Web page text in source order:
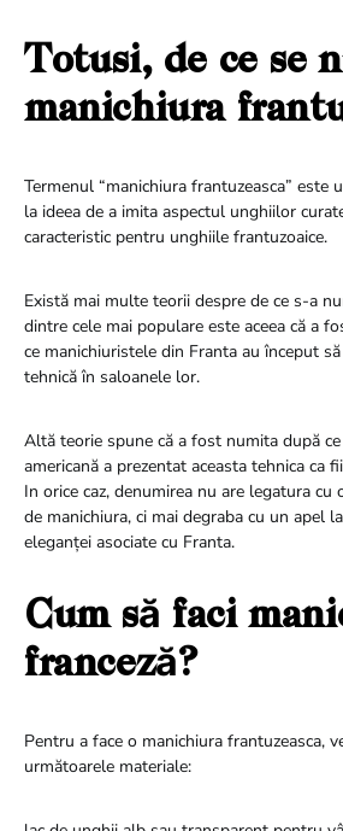
Totusi, de ce se
manichiura
Termenul “manichiura frantuzeasca” este
la ideea de a imita aspectul unghiilor
caracteristic pentru unghiile frantuzoaice.
Există mai multe teorii despre de ce s-a
dintre cele mai populare este aceea că a
ce manichiuristele din Franta au început
tehnică în saloanele lor.
Altă teorie spune că a fost numita după
americană a prezentat aceasta tehnica ca
In orice caz, denumirea nu are legatura cu
de manichiura, ci mai degraba cu un apel
eleganței asociate cu Franta.
Cum să faci
franceză?
Pentru a face o manichiura frantuzeasca,
următoarele materiale: